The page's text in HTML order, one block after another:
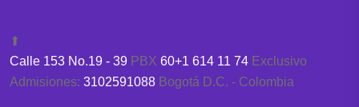
⬆
Calle 153 No.19 - 39 PBX 60+1 614 11 74 Exclusivo
Admisiones: 3102591088 Bogotá D.C. - Colombia